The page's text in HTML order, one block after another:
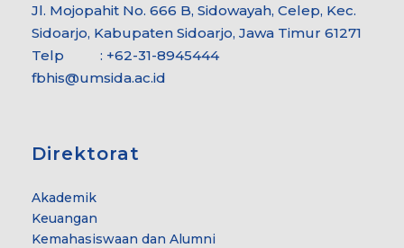
Jl. Mojopahit No. 666 B, Sidowayah, Celep, Kec.
Sidoarjo, Kabupaten Sidoarjo, Jawa Timur 61271
Telp : +62-31-8945444
fbhis@umsida.ac.id
Direktorat
Akademik
Keuangan
Kemahasiswaan dan Alumni